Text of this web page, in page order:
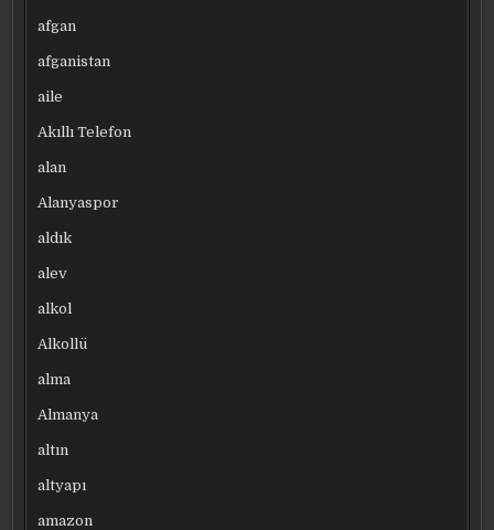
afgan
afganistan
aile
Akıllı Telefon
alan
Alanyaspor
aldık
alev
alkol
Alkollü
alma
Almanya
altın
altyapı
amazon